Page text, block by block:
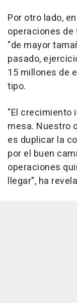
Por otro lado,
operaciones
"de mayor
pasado,
15 millones de
tipo.
"El crecimiento
mesa. Nuestro
es duplicar la
por el buen
operaciones
llegar", ha